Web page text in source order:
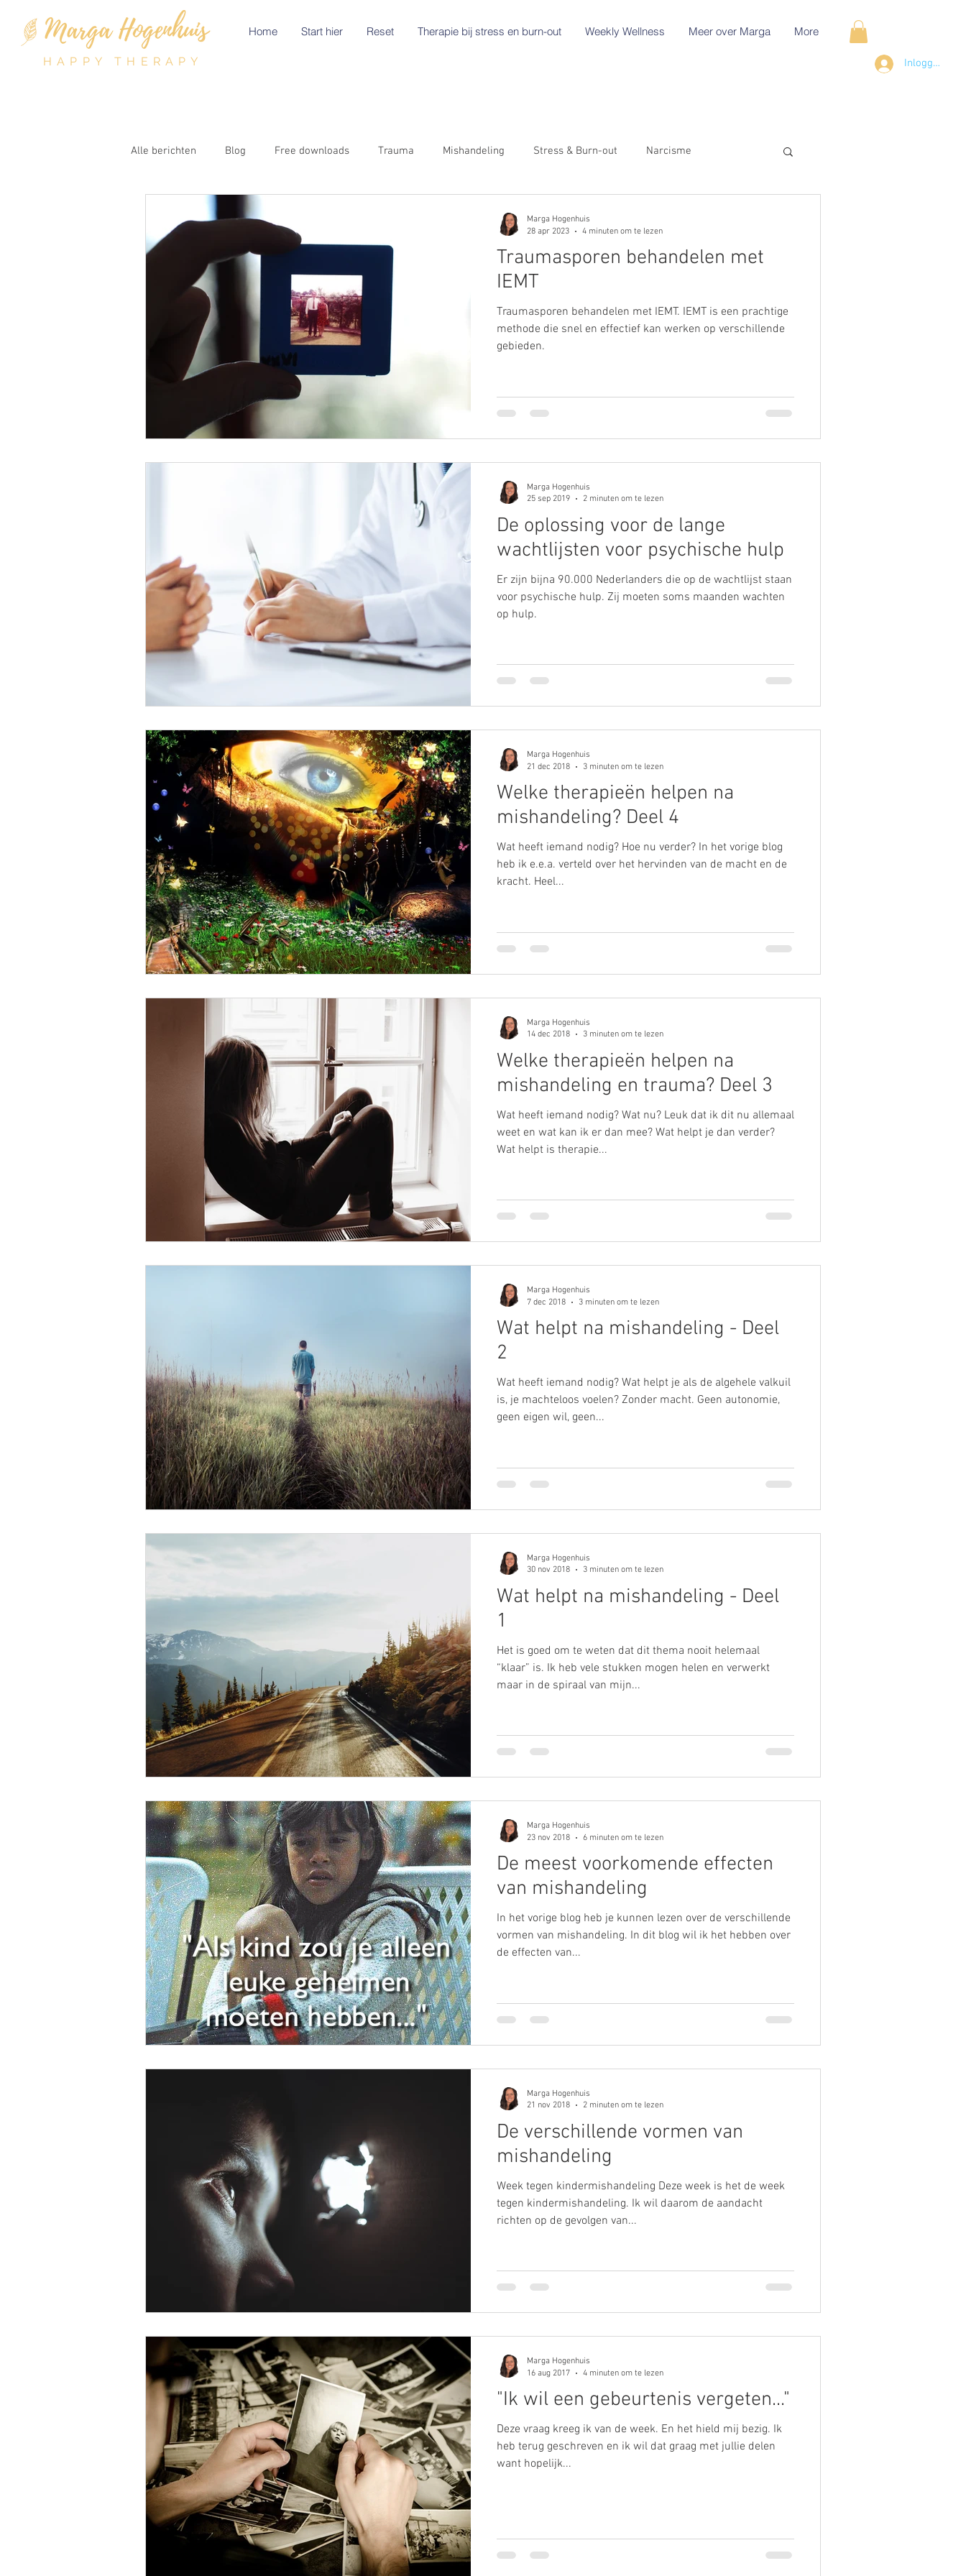
HAPPY THERAPY
Home Start hier Reset Therapie bij stress en burn-out Weekly Wellness Meer over Marga More
Inloggen
Alle berichten Blog Free downloads Trauma Mishandeling Stress & Burn-out Narcisme
Traumasporen behandelen met
IEMT
Traumasporen behandelen met IEMT. IEMT is een prachtige
methode die snel en effectief kan werken op verschillende
gebieden.
Marga Hogenhuis
28 apr 2023
4 minuten om te lezen
De oplossing voor de lange
wachtlijsten voor psychische hulp
Er zijn bijna 90.000 Nederlanders die op de wachtlijst staan
voor psychische hulp. Zij moeten soms maanden wachten
op hulp.
Marga Hogenhuis
25 sep 2019
2 minuten om te lezen
Welke therapieën helpen na
mishandeling? Deel 4
Wat heeft iemand nodig? Hoe nu verder? In het vorige blog
heb ik e.e.a. verteld over het hervinden van de macht en de
kracht. Heel...
Marga Hogenhuis
21 dec 2018
3 minuten om te lezen
Welke therapieën helpen na
mishandeling en trauma? Deel 3
Wat heeft iemand nodig? Wat nu? Leuk dat ik dit nu allemaal
weet en wat kan ik er dan mee? Wat helpt je dan verder?
Wat helpt is therapie...
Marga Hogenhuis
14 dec 2018
3 minuten om te lezen
Wat helpt na mishandeling - Deel
2
Wat heeft iemand nodig? Wat helpt je als de algehele valkuil
is, je machteloos voelen? Zonder macht. Geen autonomie,
geen eigen wil, geen...
Marga Hogenhuis
7 dec 2018
3 minuten om te lezen
Wat helpt na mishandeling - Deel
1
Het is goed om te weten dat dit thema nooit helemaal
“klaar” is. Ik heb vele stukken mogen helen en verwerkt
maar in de spiraal van mijn...
Marga Hogenhuis
30 nov 2018
3 minuten om te lezen
De meest voorkomende effecten
van mishandeling
In het vorige blog heb je kunnen lezen over de verschillende
vormen van mishandeling. In dit blog wil ik het hebben over
de effecten van...
Marga Hogenhuis
23 nov 2018
6 minuten om te lezen
De verschillende vormen van
mishandeling
Week tegen kindermishandeling Deze week is het de week
tegen kindermishandeling. Ik wil daarom de aandacht
richten op de gevolgen van...
Marga Hogenhuis
21 nov 2018
2 minuten om te lezen
"Ik wil een gebeurtenis vergeten..."
Deze vraag kreeg ik van de week. En het hield mij bezig. Ik
heb terug geschreven en ik wil dat graag met jullie delen
want hopelijk...
Marga Hogenhuis
16 aug 2017
4 minuten om te lezen